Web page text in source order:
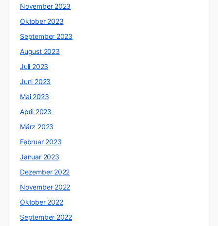
November 2023
Oktober 2023
September 2023
August 2023
Juli 2023
Juni 2023
Mai 2023
April 2023
März 2023
Februar 2023
Januar 2023
Dezember 2022
November 2022
Oktober 2022
September 2022